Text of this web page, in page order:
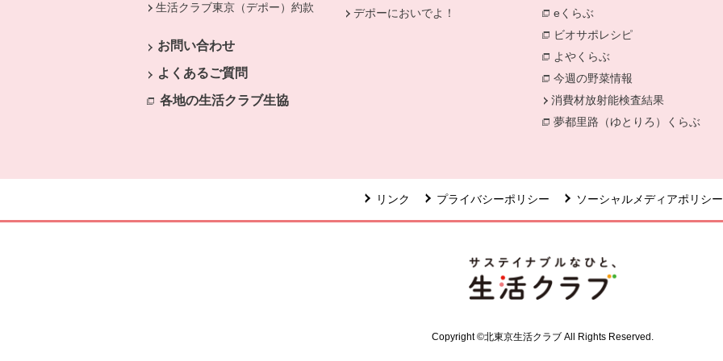
生活クラブ東京（デポー）約款
別のウィンドウで開きます。
お問い合わせ
よくあるご質問
各地の生活クラブ生協
別のウィンドウで開きます。
デポーにおいでよ！
eくらぶ
別のウィンドウで開きます。
ビオサポレシピ
よやくらぶ
今週の野菜情報
消費材放射能検査結果
夢都里路（ゆとりろ）くらぶ
リンク プライバシーポリシー ソーシャルメディアポリシー
Copyright ©北東京生活クラブ All Rights Reserved.